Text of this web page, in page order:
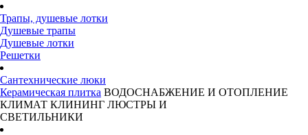
Трапы, душевые лотки
Душевые трапы
Душевые лотки
Решетки
Сантехнические люки
Керамическая плитка ВОДОСНАБЖЕНИЕ И ОТОПЛЕНИЕ
КЛИМАТ КЛИНИНГ ЛЮСТРЫ И
СВЕТИЛЬНИКИ